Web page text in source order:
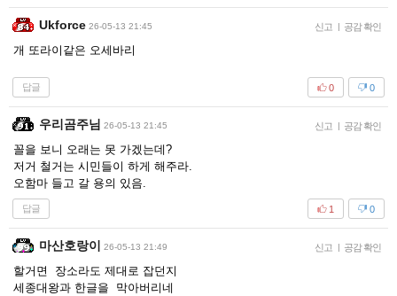
Ukforce 26-05-13 21:45 신고 | 공감 확인
개 또라이같은 오세바리
답글 0
0
우리곰주님 26-05-13 21:45 신고 | 공감 확인
꼴을 보니 오래는 못 가겠는데?
저거 철거는 시민들이 하게 해주라.
오함마 들고 갈 용의 있음.
답글 0
1
마산호랑이 26-05-13 21:49 신고 | 공감 확인
할거면 장소라도 제대로 잡던지
세종대왕과 한글을 막아버리네